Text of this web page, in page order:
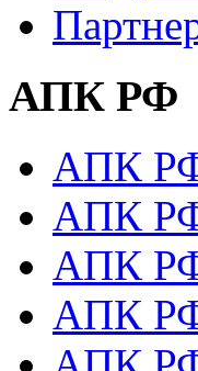
АПК РФ
АПК
АПК РФ
АПК РФ
АПК РФ